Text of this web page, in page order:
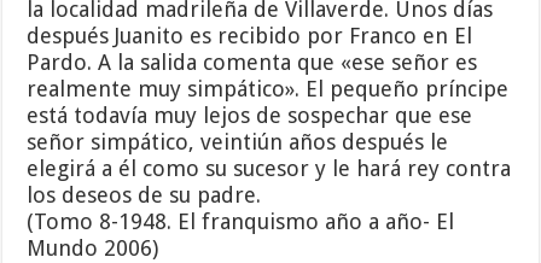
la localidad madrileña de Villaverde. Unos días
después Juanito es recibido por Franco en El
Pardo. A la salida comenta que «ese señor es
realmente muy simpático». El pequeño príncipe
está todavía muy lejos de sospechar que ese
señor simpático, veintiún años después le
elegirá a él como su sucesor y le hará rey contra
los deseos de su padre.
(Tomo 8-1948. El franquismo año a año- El
Mundo 2006)